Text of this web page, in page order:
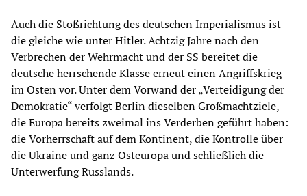
Auch die Stoßrichtung des deutschen Imperialismus ist
die gleiche wie unter Hitler. Achtzig Jahre nach den
Verbrechen der Wehrmacht und der SS bereitet die
deutsche herrschende Klasse erneut einen Angriffskrieg
im Osten vor. Unter dem Vorwand der „Verteidigung der
Demokratie“ verfolgt Berlin dieselben Großmachtziele,
die Europa bereits zweimal ins Verderben geführt haben:
die Vorherrschaft auf dem Kontinent, die Kontrolle über
die Ukraine und ganz Osteuropa und schließlich die
Unterwerfung Russlands.